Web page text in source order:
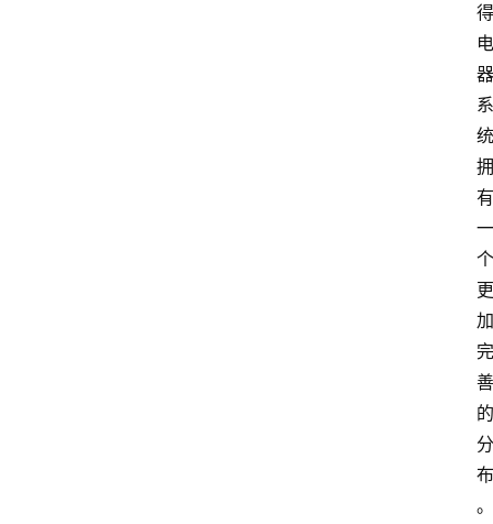
得
电
器
系
统
拥
有
一
个
更
加
完
善
的
分
布
。